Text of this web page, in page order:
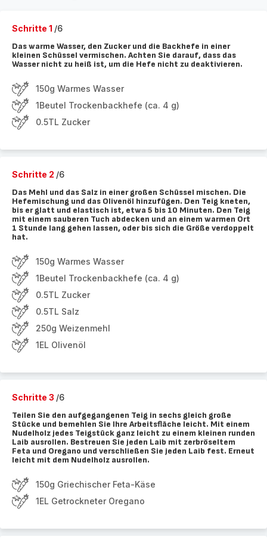
Schritte 1 /6
Das warme Wasser, den Zucker und die Backhefe in einer
kleinen Schüssel vermischen. Achten Sie darauf, dass das
Wasser nicht zu heiß ist, um die Hefe nicht zu deaktivieren.
150g Warmes Wasser
1Beutel Trockenbackhefe (ca. 4 g)
0.5TL Zucker
Schritte 2 /6
Das Mehl und das Salz in einer großen Schüssel mischen. Die
Hefemischung und das Olivenöl hinzufügen. Den Teig kneten,
bis er glatt und elastisch ist, etwa 5 bis 10 Minuten. Den Teig
mit einem sauberen Tuch abdecken und an einem warmen Ort
1 Stunde lang gehen lassen, oder bis sich die Größe verdoppelt
hat.
150g Warmes Wasser
1Beutel Trockenbackhefe (ca. 4 g)
0.5TL Zucker
0.5TL Salz
250g Weizenmehl
1EL Olivenöl
Schritte 3 /6
Teilen Sie den aufgegangenen Teig in sechs gleich große
Stücke und bemehlen Sie Ihre Arbeitsfläche leicht. Mit einem
Nudelholz jedes Teigstück ganz leicht zu einem kleinen runden
Laib ausrollen. Bestreuen Sie jeden Laib mit zerbröseltem
Feta und Oregano und verschließen Sie jeden Laib fest. Erneut
leicht mit dem Nudelholz ausrollen.
150g Griechischer Feta-Käse
1EL Getrockneter Oregano